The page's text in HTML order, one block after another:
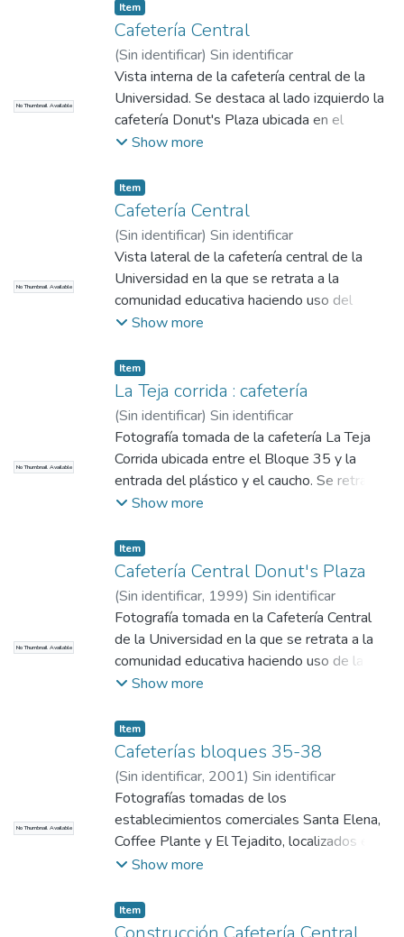
No Thumbnail Available
Item
Cafetería Central
(Sin identificar) Sin identificar
Vista interna de la cafetería central de la
Universidad. Se destaca al lado izquierdo la
cafetería Donut's Plaza ubicada en el
Bloque 9.
Show more
No Thumbnail Available
Item
Cafetería Central
(Sin identificar) Sin identificar
Vista lateral de la cafetería central de la
Universidad en la que se retrata a la
comunidad educativa haciendo uso del
espacio.
Show more
No Thumbnail Available
Item
La Teja corrida : cafetería
(Sin identificar) Sin identificar
Fotografía tomada de la cafetería La Teja
Corrida ubicada entre el Bloque 35 y la
entrada del plástico y el caucho. Se retrata
en la fotografía a la comunidad educativa
Show more
No Thumbnail Available
Item
Cafetería Central Donut's Plaza
(Sin identificar, 1999) Sin identificar
Fotografía tomada en la Cafetería Central
de la Universidad en la que se retrata a la
comunidad educativa haciendo uso de la
misma. Vista lateral.
Show more
No Thumbnail Available
Item
Cafeterías bloques 35-38
(Sin identificar, 2001) Sin identificar
Fotografías tomadas de los
establecimientos comerciales Santa Elena,
Coffee Plante y El Tejadito, localizados en
los bloques 35 y 38 de la Universidad.
Show more
Item